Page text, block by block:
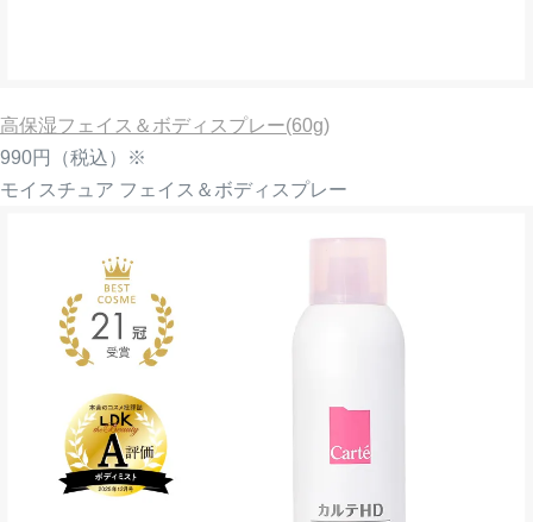
高保湿フェイス＆ボディスプレー(60g)
990円
（税込）※
モイスチュア フェイス＆ボディスプレー